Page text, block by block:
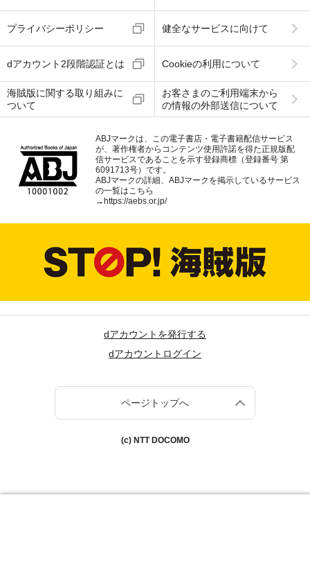
プライバシーポリシー 健全なサービスに向けて
dアカウント2段階認証とは Cookieの利用について
海賊版に関する取り組みに
ついて
お客さまのご利用端末から
の情報の外部送信について
ABJマークは、この電子書店・電子書籍配信サービス
が、著作権者からコンテンツ使用許諾を得た正規版配
信サービスであることを示す登録商標（登録番号 第
6091713号）です。
ABJマークの詳細、ABJマークを掲示しているサービス
の一覧はこちら
→ https://aebs.or.jp/
dアカウントを発行する
dアカウントログイン
ページトップへ
(c) NTT DOCOMO